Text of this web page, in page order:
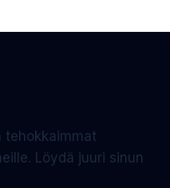
tehokkaimmat
Löydä juuri sinun